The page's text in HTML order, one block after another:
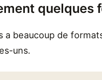
quelques
a beaucoup de
uns.